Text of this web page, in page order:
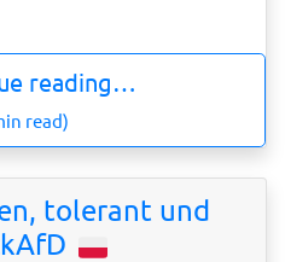
reading…
read)
tolerant und